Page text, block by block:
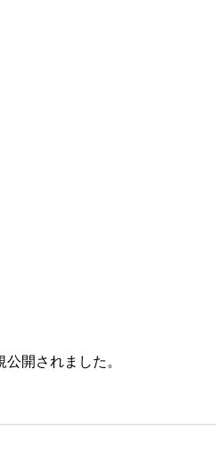
開されました。